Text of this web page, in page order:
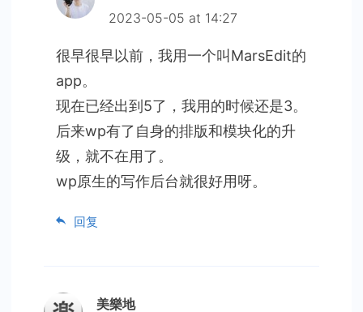
2023-05-05 at 14:27
很早很早以前，我用一个叫MarsEdit的
app。
现在已经出到5了，我用的时候还是3。
后来wp有了自身的排版和模块化的升
级，就不在用了。
wp原生的写作后台就很好用呀。
回复
美樂地